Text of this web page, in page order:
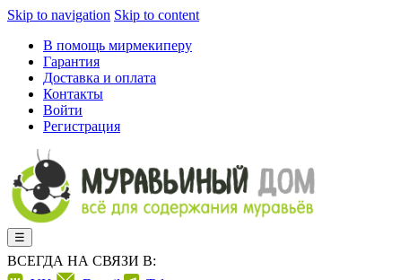
Skip to navigation Skip to content
В помощь мирмекиперу
Гарантия
Доставка и оплата
Контакты
Войти
Регистрация
☰
ВСЕГДА НА СВЯЗИ В: